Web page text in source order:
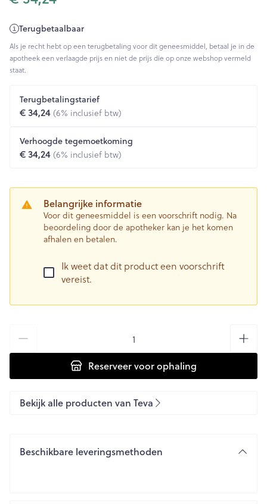
Terugbetaalbaar
Als je recht hebt op een terugbetaling voor dit geneesmiddel, betaal je in de
apotheek een verlaagde prijs en niet de prijs die op onze webshop vermeld
staat.
Terugbetalingstarief
€ 34,24(6% inclusief btw)
Verhoogde tegemoetkoming
€ 34,24(6% inclusief btw)
Belangrijke informatie
Voor dit geneesmiddel is een voorschrift nodig. Na
beoordeling door de apotheker kan je het komen
afhalen en betalen.
Ik weet dat dit product een voorschrift
vereist.
Reserveervoor ophaling
Bekijk alle producten van Teva
Beschikbare leveringsmethoden